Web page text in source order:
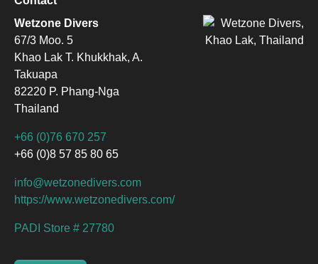
Wetzone Divers
67/3 Moo. 5
Khao Lak T. Khukkhak, A.
Takuapa
82220 P. Phang-Nga
Thailand
+66 (0)76 670 257
+66 (0)8 57 85 80 65
info@wetzonedivers.com
https://www.wetzonedivers.com/
PADI Store # 27780